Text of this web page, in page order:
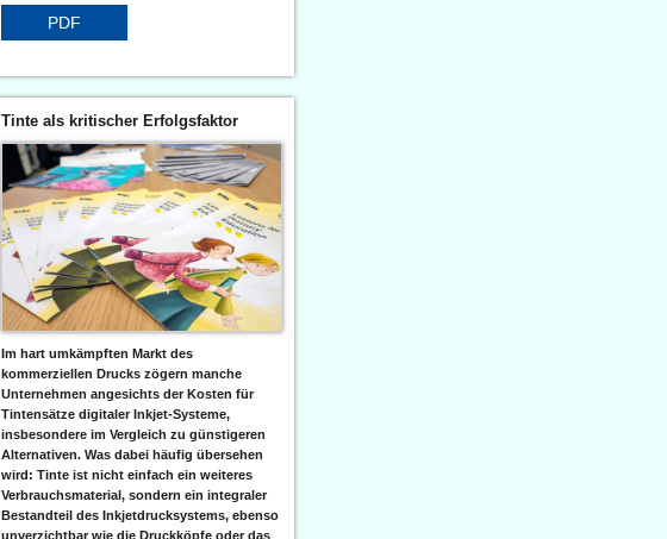
PDF
Tinte als kritischer Erfolgsfaktor
Im hart umkämpften Markt des
kommerziellen Drucks zögern manche
Unternehmen angesichts der Kosten für
Tintensätze digitaler Inkjet-Systeme,
insbesondere im Vergleich zu günstigeren
Alternativen. Was dabei häufig übersehen
wird: Tinte ist nicht einfach ein weiteres
Verbrauchsmaterial, sondern ein integraler
Bestandteil des Inkjetdrucksystems, ebenso
unverzichtbar wie die Druckköpfe oder das